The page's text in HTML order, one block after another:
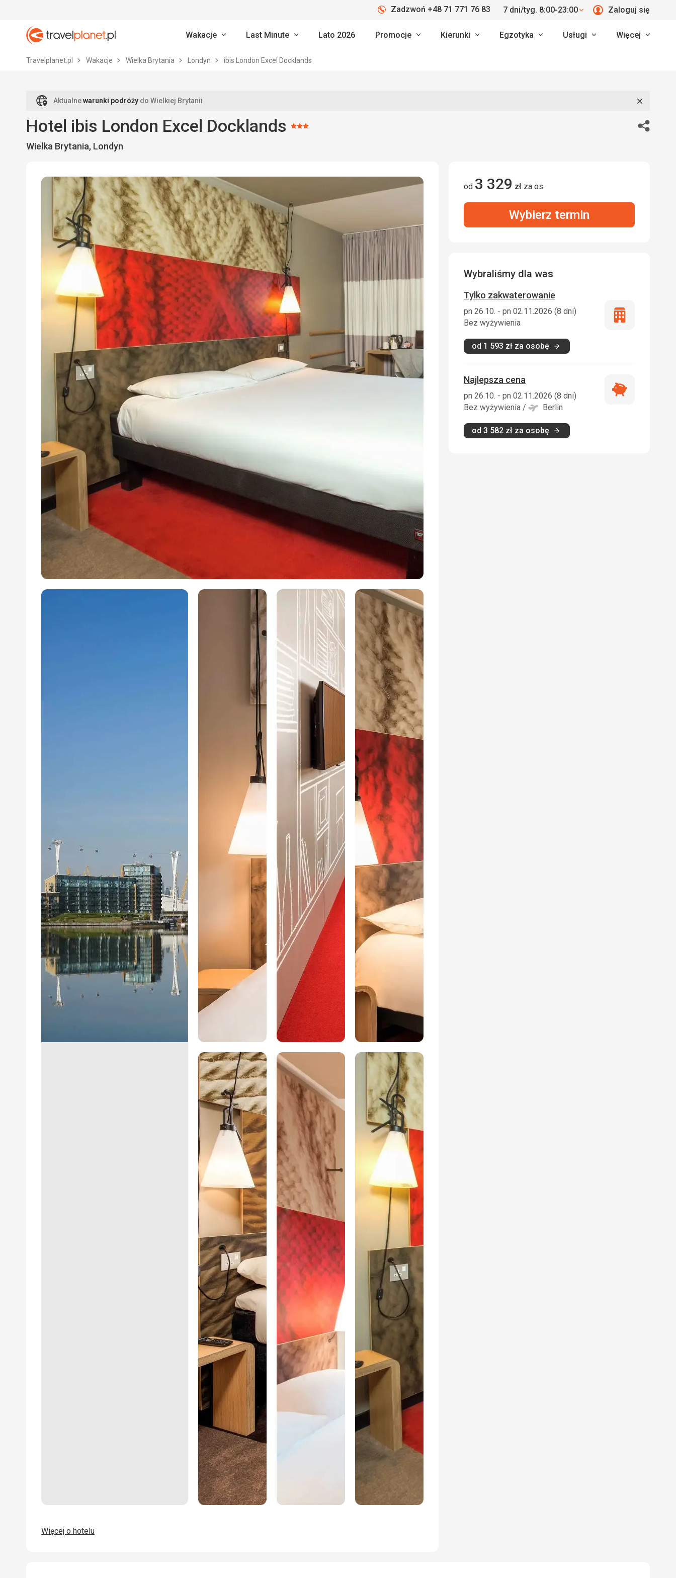
Travelplanet.pl
Zadzwoń +48 71 771 76 83 7 dni/tyg. 8:00-23:00 Zaloguj się
Wakacje Last Minute Lato 2026 Promocje Kierunki Egzotyka Usługi Więcej
Travelplanet.pl Wakacje Wielka Brytania Londyn ibis London Excel Docklands
Aktualnewarunki podróży do Wielkiej Brytanii
Hotel ibis London Excel Docklands Ocena:
Wielka Brytania, Londyn
Więcej o hotelu
od 3 329 zł za os.
Wybierz termin
Wybraliśmy dla was
Tylko zakwaterowanie
pn 26.10. - pn 02.11.2026 (8 dni)
Bez wyżywienia
od 1 593 zł za osobę
Tylko
Najlepsza cena
pn 26.10. - pn 02.11.2026 (8 dni)
Bez wyżywienia / Berlin
od 3 582 zł za osobę
Najlepsza